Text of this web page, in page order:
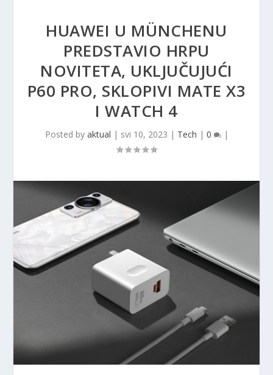
HUAWEI U MÜNCHENU
PREDSTAVIO HRPU
NOVITETA, UKLJUČUJUĆI
P60 PRO, SKLOPIVI MATE X3
I WATCH 4
Posted by aktual | svi 10, 2023 | Tech | 0 |